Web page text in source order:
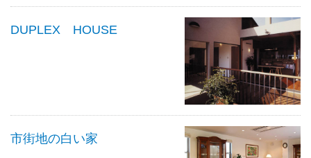
DUPLEX HOUSE
市街地の白い家